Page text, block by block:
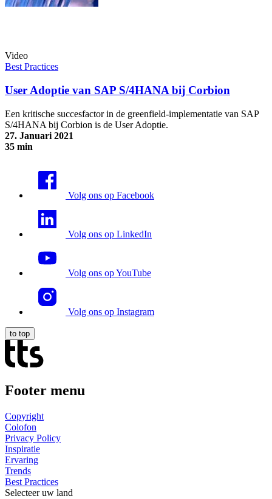
Video
Best Practices
User Adoptie van SAP S/4HANA bij Corbion
Een kritische succesfactor in de greenfield-implementatie van SAP
S/4HANA bij Corbion is de User Adoptie.
27. Januari 2021
35 min
Volg ons op Facebook
Volg ons op LinkedIn
Volg ons op YouTube
Volg ons op Instagram
to top
Footer menu
Copyright
Colofon
Privacy Policy
Inspiratie
Ervaring
Trends
Best Practices
Selecteer uw land